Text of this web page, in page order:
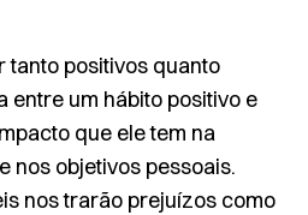
tanto positivos quanto
entre um hábito positivo e
que ele tem na
nos objetivos pessoais.
nos trarão prejuízos como